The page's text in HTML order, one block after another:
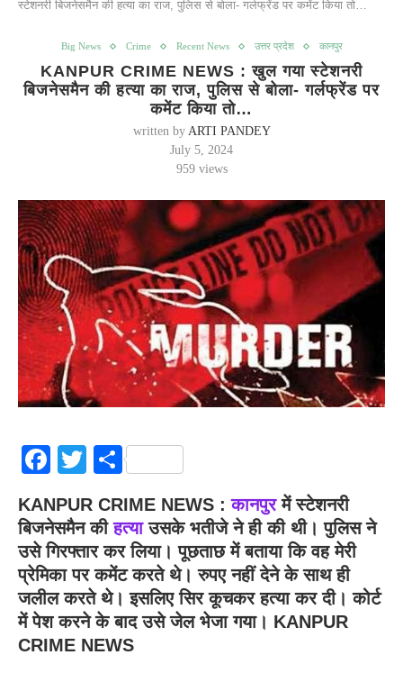
स्टेशनरी बिजनेसमैन की हत्या का राज, पुलिस से बोला- गर्लफ्रेंड पर कमेंट किया तो…
Big News Crime Recent News उत्तर प्रदेश कानपुर
KANPUR CRIME NEWS : खुल गया स्टेशनरी
बिजनेसमैन की हत्या का राज, पुलिस से बोला- गर्लफ्रेंड पर
कमेंट किया तो…
written by ARTI PANDEY
July 5, 2024
959views
Facebook
TwitterShare
KANPUR CRIME NEWS :कानपुरमें स्टेशनरी
बिजनेसमैन कीहत्याउसके भतीजे ने ही की थी। पुलिस ने
उसे गिरफ्तार कर लिया। पूछताछ में बताया कि वह मेरी
प्रेमिका पर कमेंट करते थे। रुपए नहीं देने के साथ ही
जलील करते थे। इसलिए सिर कूचकर हत्या कर दी। कोर्ट
में पेश करने के बाद उसे जेल भेजा गया। KANPUR
CRIME NEWS